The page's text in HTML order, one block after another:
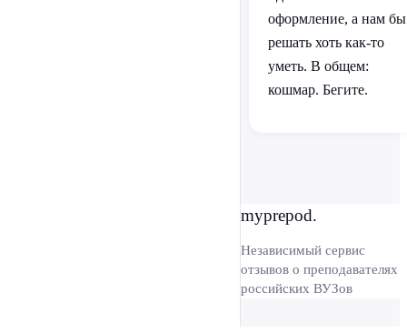
оформление, а нам бы
решать хоть как-то
уметь. В общем:
кошмар. Бегите.
myprepod.
Независимый сервис
отзывов о преподавателях
российских ВУЗов